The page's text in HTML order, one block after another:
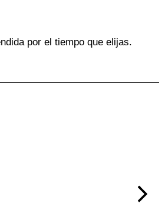
por el tiempo que elijas.